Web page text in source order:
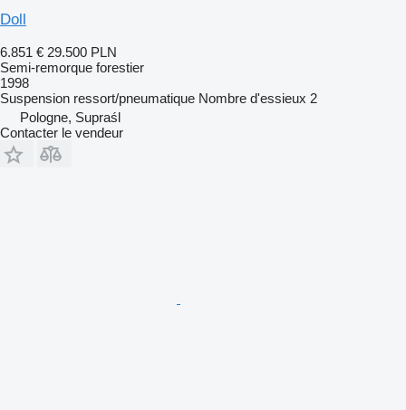
Doll
6.851 € 29.500 PLN
Semi-remorque forestier
1998
Suspension ressort/pneumatique Nombre d'essieux 2
Pologne, Supraśl
Contacter le vendeur